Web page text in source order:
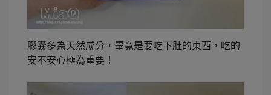
膠囊多為天然成分，畢竟是要吃下肚的東西，吃的
安不安心極為重要！